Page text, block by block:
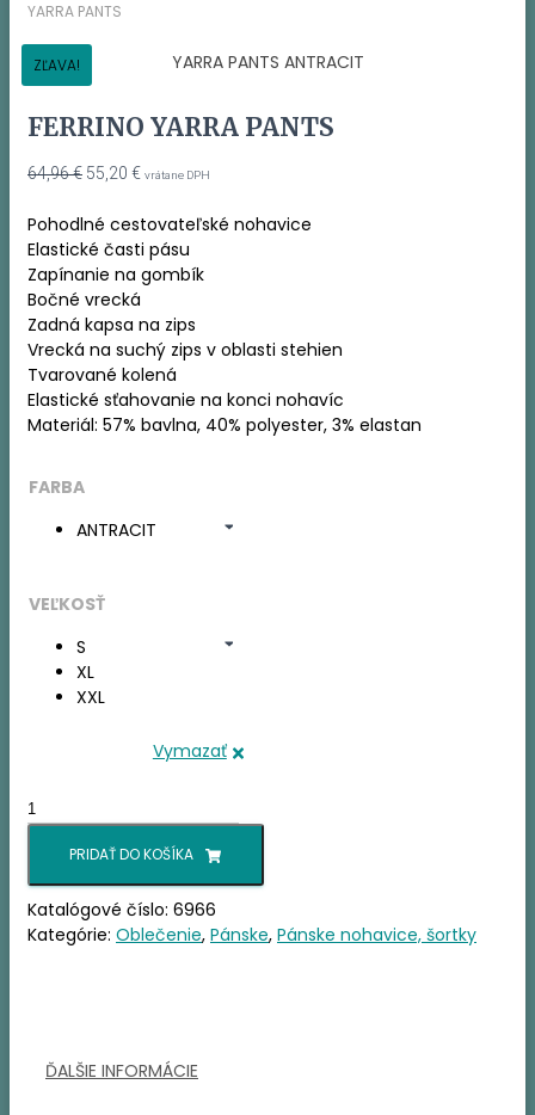
YARRA PANTS
ZĽAVA!
FERRINO YARRA PANTS
64,96€ Pôvodná
64,96 €.
55,20 €Aktuálna
55,20 €.
vrátane DPH
Pohodlné cestovateľské nohavice
Elastické časti pásu
Zapínanie na gombík
Bočné vrecká
Zadná kapsa na zips
Vrecká na suchý zips v oblasti stehien
Tvarované kolená
Elastické sťahovanie na konci nohavíc
Materiál: 57% bavlna, 40% polyester, 3% elastan
FARBA
ANTRACIT
VEĽKOSŤ
S
XL
XXL
Vymazať
množstvo
FERRINO
YARRA
PANTS
PRIDAŤ DO KOŠÍKA
Katalógové číslo: 6966
Kategórie: Oblečenie, Pánske, Pánske nohavice, šortky
ĎALŠIE INFORMÁCIE